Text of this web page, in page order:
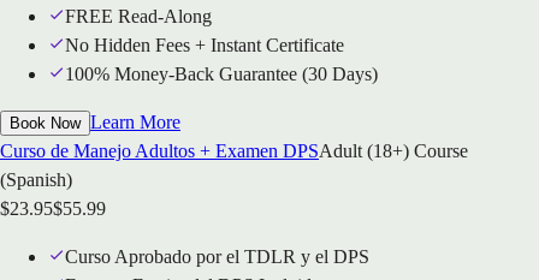
FREE Read-Along
No Hidden Fees + Instant Certificate
100% Money-Back Guarantee (30 Days)
Book Now Learn More
Curso de Manejo Adultos + Examen DPSAdult (18+) Course
(Spanish)
$23.95$55.99
Curso Aprobado por el TDLR y el DPS